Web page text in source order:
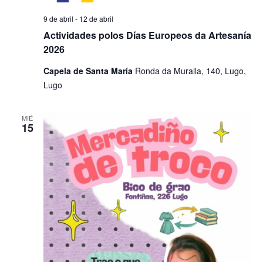
Actividades polos Días Europeos da Artesanía
2026
9 de abril - 12 de abril
Capela de Santa María Ronda da Muralla, 140, Lugo,
Lugo
MIÉ
15